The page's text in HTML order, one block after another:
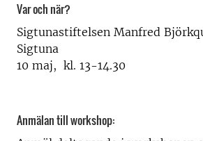
Var och när?
Sigtunastiftelsen Manfred
Sigtuna
10 maj, kl. 13-14.30
Anmälan till workshop: